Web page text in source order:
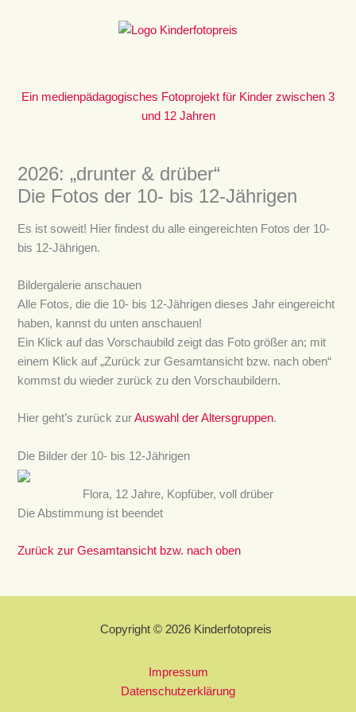
Ein medienpädagogisches Fotoprojekt für Kinder zwischen 3
und 12 Jahren
2026: „drunter & drüber“
Die Fotos der 10- bis 12-Jährigen
Es ist soweit! Hier findest du alle eingereichten Fotos der 10-
bis 12-Jährigen.
Bildergalerie anschauen
Alle Fotos, die die 10- bis 12-Jährigen dieses Jahr eingereicht
haben, kannst du unten anschauen!
Ein Klick auf das Vorschaubild zeigt das Foto größer an; mit
einem Klick auf „Zurück zur Gesamtansicht bzw. nach oben“
kommst du wieder zurück zu den Vorschaubildern.
Hier geht’s zurück zurAuswahl der Altersgruppen.
Die Bilder der 10- bis 12-Jährigen
Flora, 12 Jahre, Kopfüber, voll drüber
Die Abstimmung ist beendet
Zurück zur Gesamtansicht bzw. nach oben
Copyright © 2026 Kinderfotopreis
Impressum
Datenschutzerklärung